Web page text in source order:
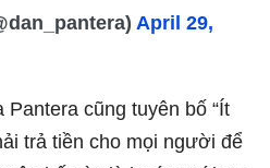
April 29,
cũng tuyên bố “Ít
trả tiền cho mọi người để